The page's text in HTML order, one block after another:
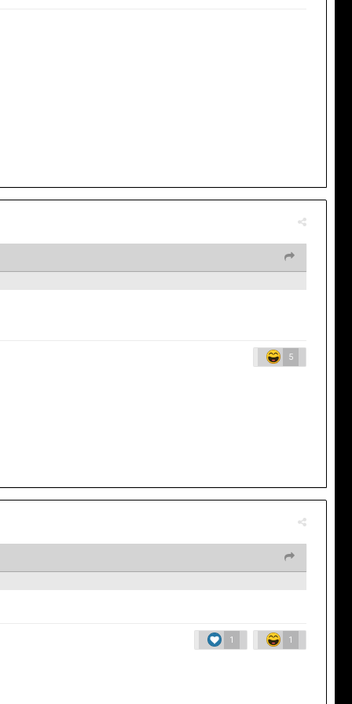
5
1 1